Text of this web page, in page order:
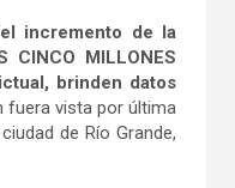
incremento de la
MILLONES
brinden datos
fuera vista por última
de Río Grande,